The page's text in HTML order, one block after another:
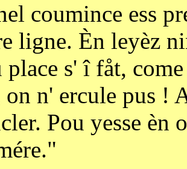
coumince ess
ligne. Èn leyèz
place s' î fåt,
on n' ercule pus !
Pou yesse èn